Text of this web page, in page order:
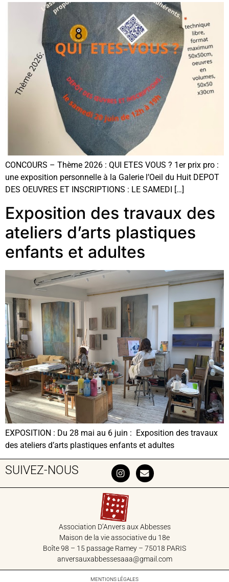
CONCOURS – Thème 2026 : QUI ETES VOUS ? 1er prix pro :
une exposition personnelle à la Galerie l’Oeil du Huit DEPOT
DES OEUVRES ET INSCRIPTIONS : LE SAMEDI […]
Exposition des travaux des
ateliers d’arts plastiques
enfants et adultes
EXPOSITION : Du 28 mai au 6 juin : Exposition des travaux
des ateliers d’arts plastiques enfants et adultes
SUIVEZ-NOUS
Association D’Anvers aux Abbesses
Maison de la vie associative du 18‎e
Boîte 98 – 15 passage Ramey – 75018 PARIS
anversauxabbessesaaa@gmail.com
MENTIONS LÉGALES